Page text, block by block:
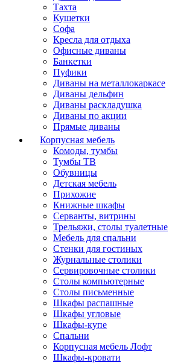
Тахта
Кушетки
Софа
Кресла для отдыха
Офисные диваны
Банкетки
Пуфики
Диваны на металлокаркасе
Диваны дельфин
Диваны раскладушка
Диваны по акции
Прямые диваны
Корпусная мебель
Комоды, тумбы
Тумбы ТВ
Обувницы
Детская мебель
Прихожие
Книжные шкафы
Серванты, витрины
Трельяжи, столы туалетные
Мебель для спальни
Стенки для гостиных
Журнальные столики
Сервировочные столики
Столы компьютерные
Столы письменные
Шкафы распашные
Шкафы угловые
Шкафы-купе
Спальни
Корпусная мебель Лофт
Шкафы-кровати